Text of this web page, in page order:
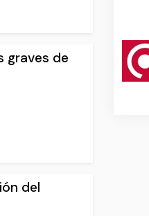
graves de
del